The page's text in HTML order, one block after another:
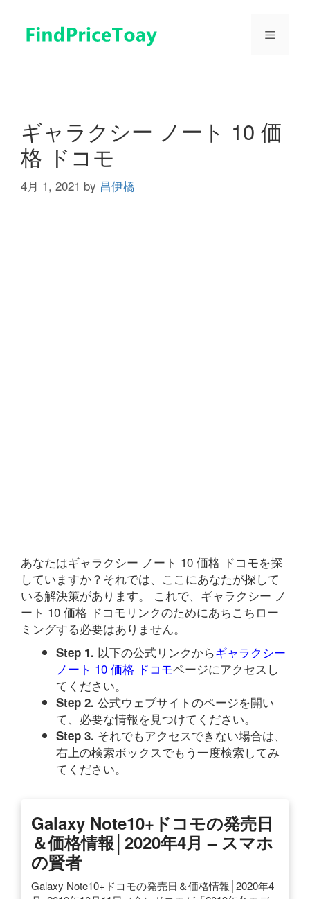
メ
ギャラクシー ノート 10 価
格 ドコモ
4月 1, 2021 by 昌伊橋
あなたはギャラクシー ノート 10 価格 ドコモを探
していますか？それでは、ここにあなたが探して
いる解決策があります。 これで、ギャラクシー ノ
ート 10 価格 ドコモリンクのためにあちこちロー
ミングする必要はありません。
Step 1. 以下の公式リンクからギャラクシー
ノート 10 価格 ドコモページにアクセスし
てください。
Step 2. 公式ウェブサイトのページを開い
て、必要な情報を見つけてください。
Step 3. それでもアクセスできない場合は、
右上の検索ボックスでもう一度検索してみ
てください。
Galaxy Note10+ドコモの発売日
＆価格情報│2020年4月 – スマホ
の賢者
Galaxy Note10+ドコモの発売日＆価格情報│2020年4